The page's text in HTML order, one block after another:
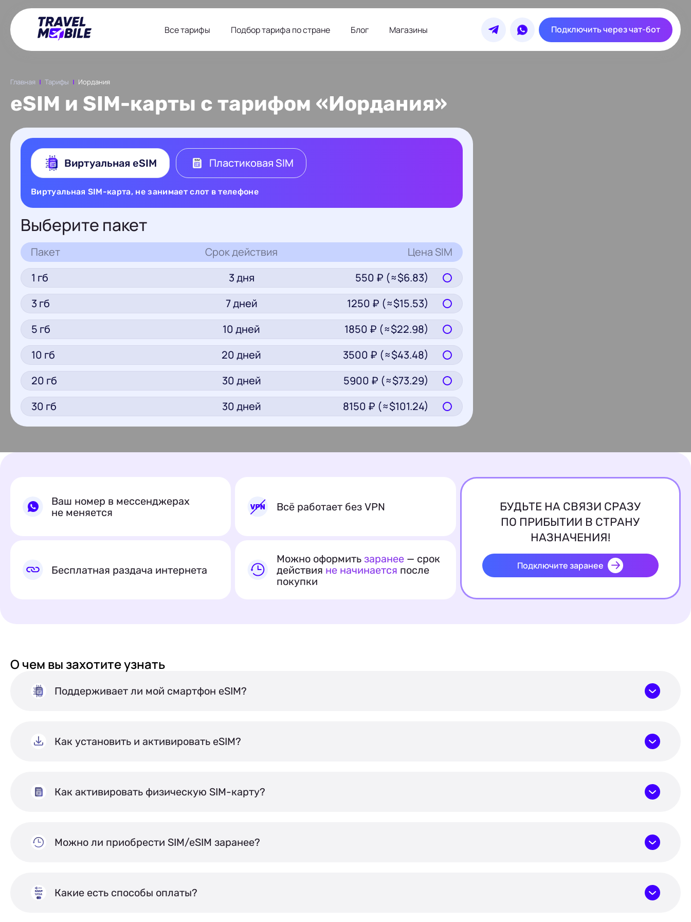
Все тарифы Подбор тарифа по стране Блог Магазины Подключить через чат-бот
Главная Тарифы Иордания
eSIM и SIM-карты с тарифом «Иордания»
Виртуальная eSIM Пластиковая SIM
Виртуальная SIM-карта, не занимает слот в телефоне
Выберите пакет
Пакет Срок действия Цена SIM
1 гб 3дня 550 ₽ (≈$6.83)
3 гб 7дней 1250 ₽ (≈$15.53)
5 гб 10дней 1850 ₽ (≈$22.98)
10 гб 20дней 3500 ₽ (≈$43.48)
20 гб 30дней 5900 ₽ (≈$73.29)
30 гб 30дней 8150 ₽ (≈$101.24)
Ваш номер в мессенджерах
не меняется
Всё работает без VPN
Бесплатная раздача интернета
Можно оформить заранее — срок
действия не начинается после
покупки
БУДЬТЕ НА СВЯЗИ СРАЗУ
ПО ПРИБЫТИИ В СТРАНУ
НАЗНАЧЕНИЯ!
Подключите заранее
О чем вызахотите узнать
Поддерживает ли мой смартфон eSIM?
Как установить и активировать eSIM?
Как активировать физическую SIM-карту?
Можно ли приобрести SIM/eSIM заранее?
Какие есть способы оплаты?